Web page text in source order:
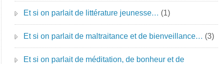
Et si on parlait de littérature jeunesse… (1)
Et si on parlait de maltraitance et de bienveillance… (3)
Et si on parlait de méditation, de bonheur et de